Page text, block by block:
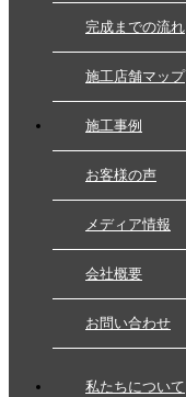
完成までの流れ
施工店舗マップ
施工事例
お客様の声
メディア情報
会社概要
お問い合わせ
私たちについて